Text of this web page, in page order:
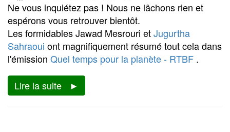
Ne vous inquiétez pas ! Nous ne lâchons rien et
espérons vous retrouver bientôt.
Les formidables Jawad Mesrouri etJugurtha
Sahraoui ont magnifiquement résumé tout cela dans
l'émission Quel temps pour la planète - RTBF .
Lire la suite